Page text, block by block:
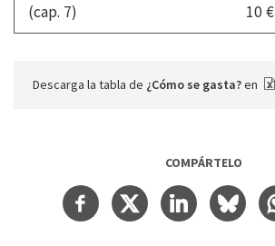
(cap. 7)
10 €
Descarga la tabla de ¿Cómo se gasta?en
COMPÁRTELO